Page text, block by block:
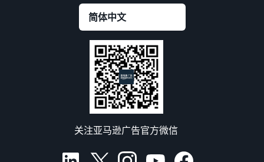
关注亚马逊广告官方微信